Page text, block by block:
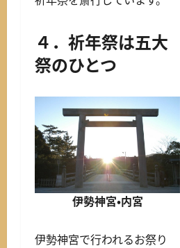
４．祈年祭は五大
祭のひとつ
伊勢神宮・内宮
伊勢神宮で行われるお祭り